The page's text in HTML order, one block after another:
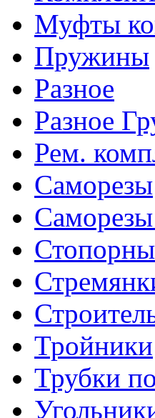
Муфты
Пружины
Разное
Разное
Рем.
Саморезы
Тройники
Трубки